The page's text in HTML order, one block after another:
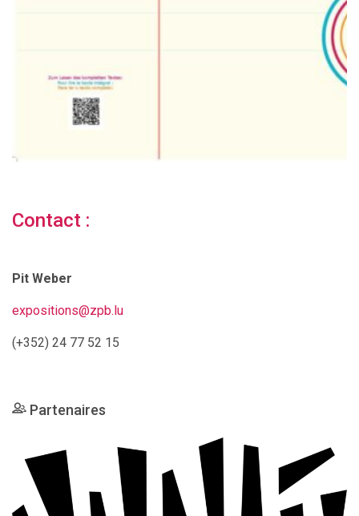
Contact :
Pit Weber
expositions@zpb.lu
(+352) 24 77 52 15
Partenaires